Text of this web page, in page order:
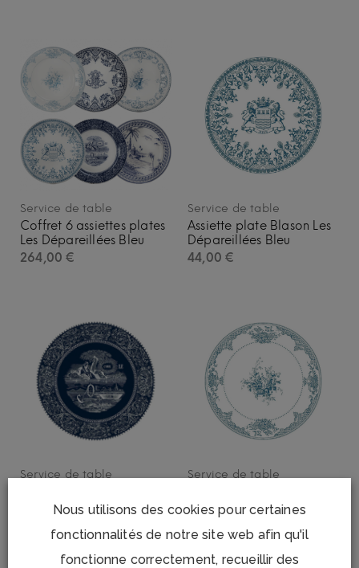
Service de table
Coffret 6 assiettes plates
Les Dépareillées Bleu
264,00€
Service de table
Assiette plate Blason Les
Dépareillées Bleu
44,00€
Service de table
Dépareillées Bleu
Service de table
Dépareillées Bleu
Nous utilisons des cookies pour certaines
fonctionnalités de notre site web afin qu'il
fonctionne correctement, recueillir des